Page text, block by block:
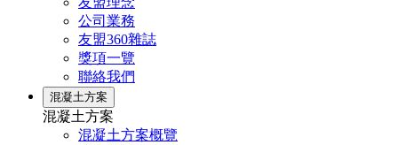
公司業務
友盟360雜誌
獎項一覽
聯絡我們
混凝土方案
混凝土方案
混凝土方案概覽